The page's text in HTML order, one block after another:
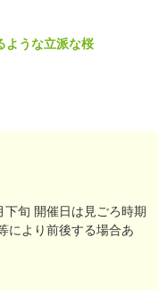
ような立派な桜
旬 開催日は見ごろ時期
により前後する場合あ